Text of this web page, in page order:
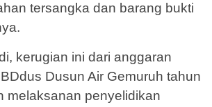
tersangka dan barang bukti
kerugian ini dari anggaran
Dusun Air Gemuruh tahun
melaksanan penyelidikan